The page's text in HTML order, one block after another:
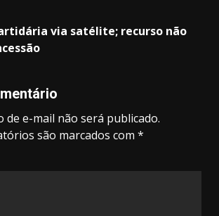
via satélite; recurso não
de e-mail não será publicado.
são marcados com *